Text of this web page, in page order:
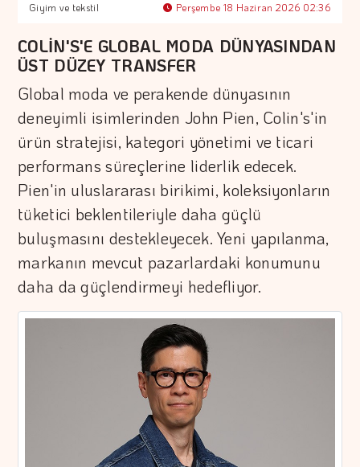
Giyim ve tekstil Perşembe 18 Haziran 2026 02:36
COLİN'S'E GLOBAL MODA DÜNYASINDAN
ÜST DÜZEY TRANSFER
Global moda ve perakende dünyasının
deneyimli isimlerinden John Pien, Colin's'in
ürün stratejisi, kategori yönetimi ve ticari
performans süreçlerine liderlik edecek.
Pien'in uluslararası birikimi, koleksiyonların
tüketici beklentileriyle daha güçlü
buluşmasını destekleyecek. Yeni yapılanma,
markanın mevcut pazarlardaki konumunu
daha da güçlendirmeyi hedefliyor.